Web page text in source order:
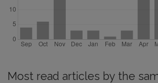
Most read articles by the